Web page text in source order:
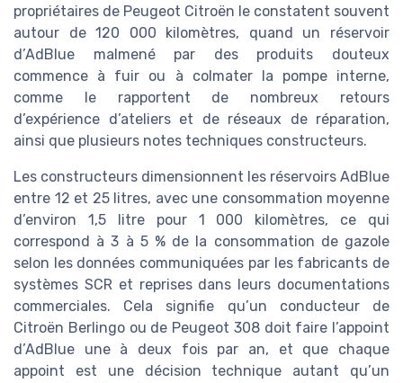
propriétaires de Peugeot Citroën le constatent souvent
autour de 120 000 kilomètres, quand un réservoir
d’AdBlue malmené par des produits douteux
commence à fuir ou à colmater la pompe interne,
comme le rapportent de nombreux retours
d’expérience d’ateliers et de réseaux de réparation,
ainsi que plusieurs notes techniques constructeurs.
Les constructeurs dimensionnent les réservoirs AdBlue
entre 12 et 25 litres, avec une consommation moyenne
d’environ 1,5 litre pour 1 000 kilomètres, ce qui
correspond à 3 à 5 % de la consommation de gazole
selon les données communiquées par les fabricants de
systèmes SCR et reprises dans leurs documentations
commerciales. Cela signifie qu’un conducteur de
Citroën Berlingo ou de Peugeot 308 doit faire l’appoint
d’AdBlue une à deux fois par an, et que chaque
appoint est une décision technique autant qu’un